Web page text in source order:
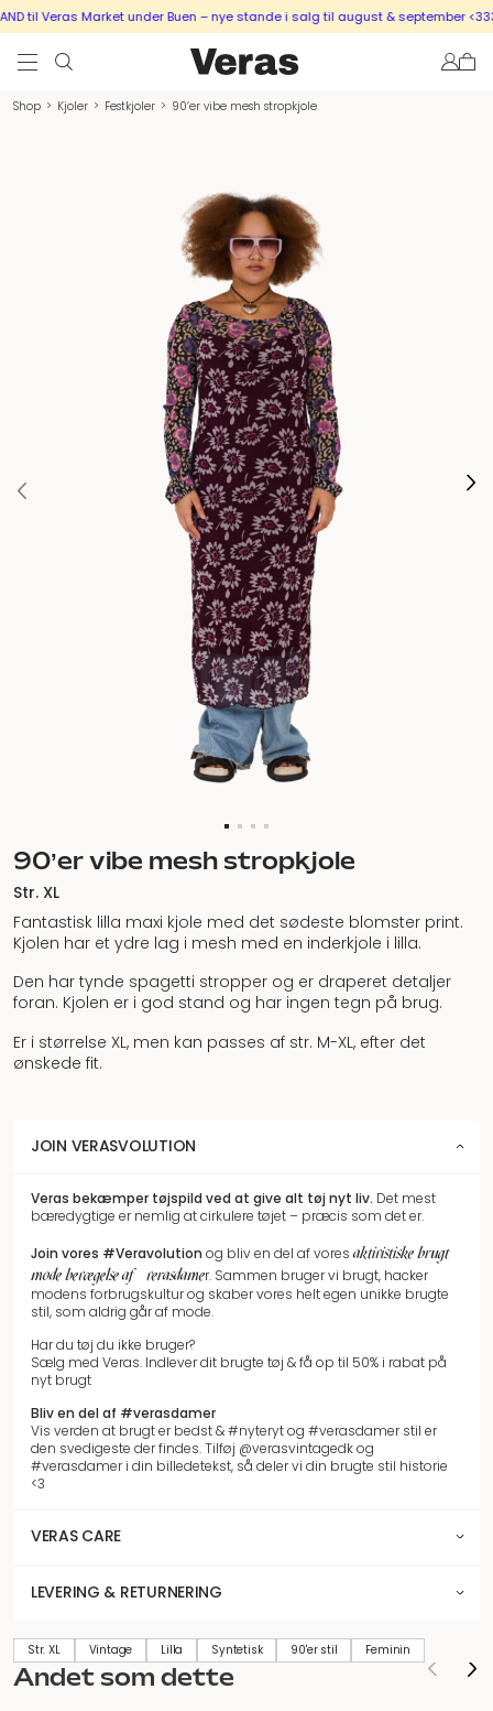
til Veras Market under Buen – nye stande i salg til august & september <333
Shop > Kjoler > Festkjoler > 90’er vibe mesh stropkjole
90’er vibe mesh stropkjole
Str. XL
Fantastisk lilla maxi kjole med det sødeste blomster print.
Kjolen har et ydre lag i mesh med en inderkjole i lilla.
Den har tynde spagetti stropper og er draperet detaljer
foran. Kjolen er i god stand og har ingen tegn på brug.
Er i størrelse XL, men kan passes af str. M-XL, efter det
ønskede fit.
JOIN VERASVOLUTION
Veras bekæmper tøjspild ved at give alt tøj nyt liv. Det mest
bæredygtige er nemlig at cirkulere tøjet – præcis som det er.
Join vores #Veravolution og bliv en del af voresaktivistiske brugt
mode bevægelse af #verasdamer. Sammen bruger vi brugt, hacker
modens forbrugskultur og skaber vores helt egen unikke brugte
stil, som aldrig går af mode.
Har du tøj du ikke bruger?
Sælg med Veras. Indlever dit brugte tøj & få op til 50% i rabat på
nyt brugt
Bliv en del af #verasdamer
Vis verden at brugt er bedst & #nyteryt og #verasdamer stil er
den svedigeste der findes. Tilføj @verasvintagedk og
#verasdamer i din billedetekst, så deler vi din brugte stil historie
<3
VERAS CARE
LEVERING & RETURNERING
Str. XL Vintage Lilla Syntetisk 90'er stil Feminin
Andet som dette